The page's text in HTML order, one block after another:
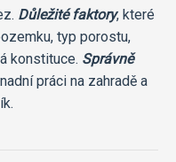
Důležité faktory, které
typ porostu,
konstituce. Správně
práci na zahradě a